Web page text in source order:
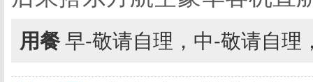
用餐 早-敬请自理，中-敬请自理